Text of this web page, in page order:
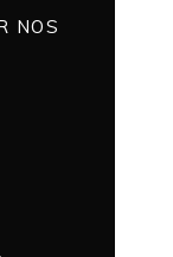
NOS